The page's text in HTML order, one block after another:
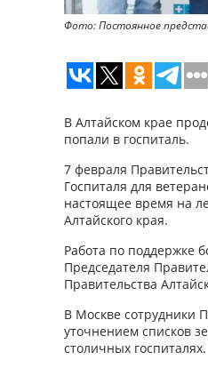
Фото: Постоянное
В Алтайском крае
попали в госпиталь.
7 февраля
Госпиталя для
настоящее время на
Алтайского края.
Работа по поддержке
Председателя
Правительства
В Москве сотрудники
уточнением списков
столичных госпиталях.